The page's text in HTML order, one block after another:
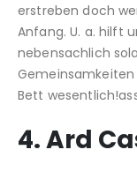
erstreben doch
Anfang. U. a. hilft
nebensachlich
Gemeinsamkeiten
Bett
4. Ard